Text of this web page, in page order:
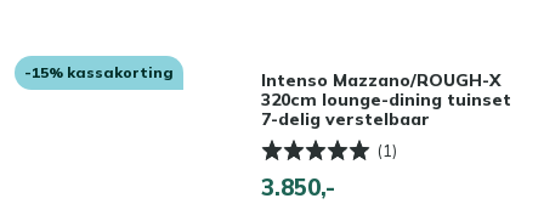
-15% kassakorting
Intenso Mazzano/ROUGH-X
320cm lounge-dining tuinset
7-delig verstelbaar
(1)
3.850,-